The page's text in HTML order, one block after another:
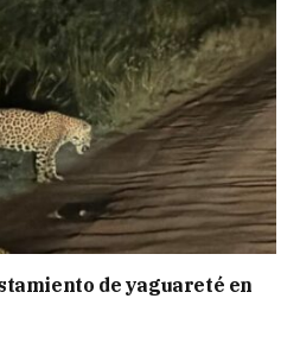
de yaguareté en